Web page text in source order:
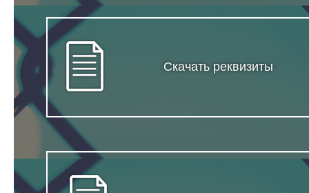
Скачать реквизиты